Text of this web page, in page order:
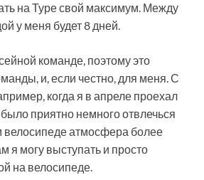
на Туре свой максимум. Между
у меня будет 8 дней.
команде, поэтому это
и, если честно, для меня. С
когда я в апреле проехал
приятно немного отвлечься
велосипеде атмосфера более
я могу выступать и просто
на велосипеде.